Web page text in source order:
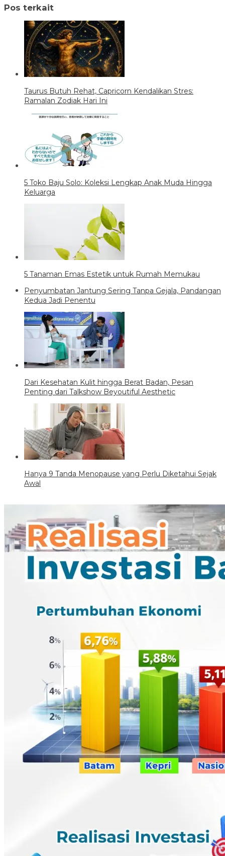
Pos terkait
Taurus Butuh Rehat, Capricorn Kendalikan Stres:
Ramalan Zodiak Hari Ini
5 Toko Baju Solo: Koleksi Lengkap Anak Muda Hingga
Keluarga
5 Tanaman Emas Estetik untuk Rumah Memukau
Penyumbatan Jantung Sering Tanpa Gejala, Pandangan
Kedua Jadi Penentu
Dari Kesehatan Kulit hingga Berat Badan, Pesan
Penting dari Talkshow Beyoutiful Aesthetic
Hanya 9 Tanda Menopause yang Perlu Diketahui Sejak
Awal